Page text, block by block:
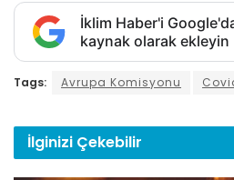
İklim Haber'i
kaynak olarak ekleyin
Tags: Avrupa Komisyonu
İlginizi Çekebilir